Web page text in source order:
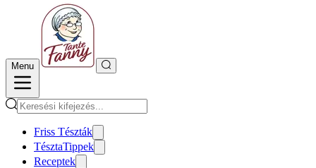
Menu
Friss Tészták
TésztaTippek
Receptek